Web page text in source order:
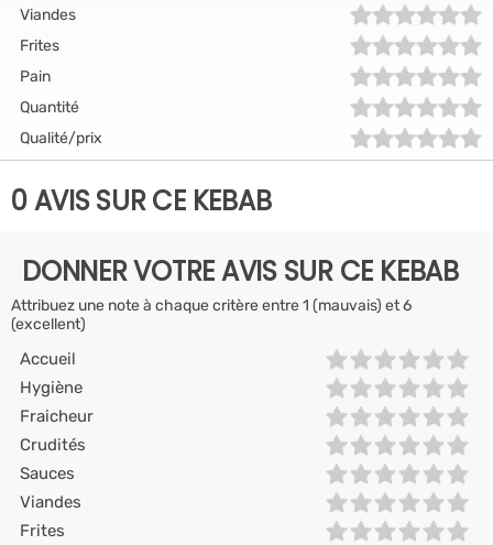
Viandes
Frites
Pain
Quantité
Qualité/prix
0 AVIS SUR CE KEBAB
DONNER VOTRE AVIS SUR CE KEBAB
Attribuez une note à chaque critère entre 1 (mauvais) et 6
(excellent)
Accueil
Hygiène
Fraicheur
Crudités
Sauces
Viandes
Frites